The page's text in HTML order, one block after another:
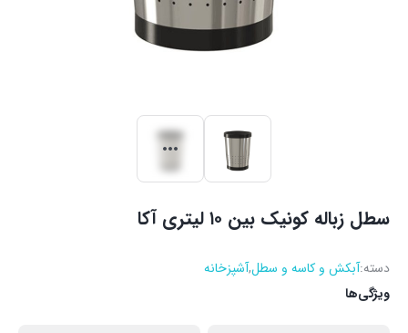
سطل زباله کونیک بین ۱۰ لیتری آکا
دسته:آبکش و کاسه و سطل,آشپزخانه
ویژگی‌ها